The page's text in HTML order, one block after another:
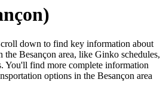
down to find key information about
Besançon area, like Ginko schedules,
You'll find more complete information
options in the Besançon area